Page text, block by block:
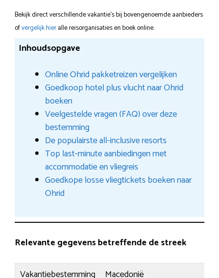
Bekijk direct verschillende vakantie's bij bovengenoemde aanbieders
ofvergelijk hieralle reisorganisaties en boek online.
Inhoudsopgave
Online Ohrid pakketreizen vergelijken
Goedkoop hotel plus vlucht naar Ohrid
boeken
Veelgestelde vragen (FAQ) over deze
bestemming
De populairste all-inclusive resorts
Top last-minute aanbiedingen met
accommodatie en vliegreis
Goedkope losse vliegtickets boeken naar
Ohrid
Relevante gegevens betreffende de streek
Vakantiebestemming
Macedonië